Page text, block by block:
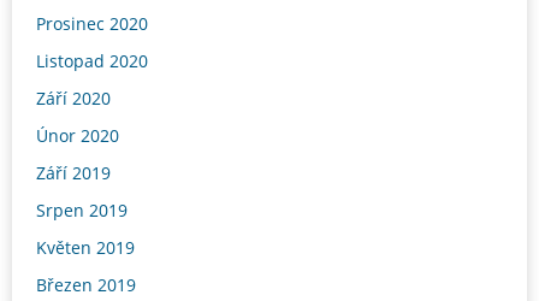
Prosinec 2020
Listopad 2020
Září 2020
Únor 2020
Září 2019
Srpen 2019
Květen 2019
Březen 2019